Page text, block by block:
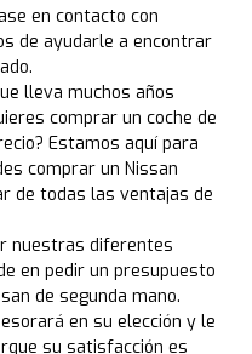
en contacto con
de ayudarle a encontrar
lleva muchos años
comprar un coche de
Estamos aquí para
comprar un Nissan
de todas las ventajas de
nuestras diferentes
en pedir un presupuesto
de segunda mano.
en su elección y le
su satisfacción es